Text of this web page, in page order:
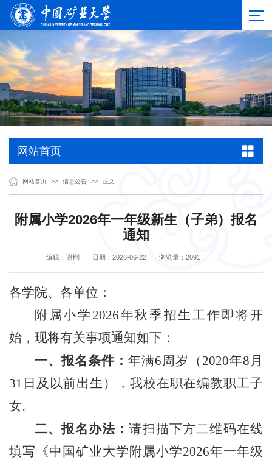
网站首页
网站首页 >> 信息公告 >> 正文
附属小学2026年一年级新生（子弟）报名
通知
编辑：谢刚 日期：2026-06-22 浏览量： 2091
各学院、各单位：
附属小学2026年秋季招生工作即将开
始，现将有关事项通知如下：
一、报名条件： 年满6周岁（2020年8月
31日及以前出生），我校在职在编教职工子
女。
二、报名办法：请扫描下方二维码在线
填写《中国矿业大学附属小学2026年一年级